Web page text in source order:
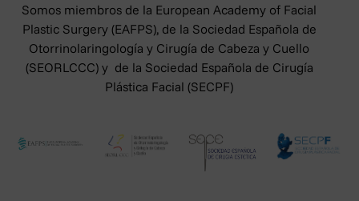
Somos miembros de la European Academy of Facial
Plastic Surgery (EAFPS), de la Sociedad Española de
Otorrinolaringología y Cirugía de Cabeza y Cuello
(SEORLCCC) y de la Sociedad Española de Cirugía
Plástica Facial (SECPF)